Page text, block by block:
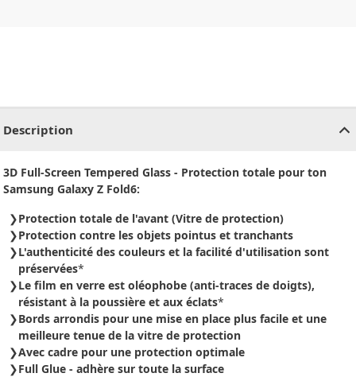
Description
3D Full-Screen Tempered Glass - Protection totale pour ton
Samsung Galaxy Z Fold6:
Protection totale de l'avant (Vitre de protection)
Protection contre les objets pointus et tranchants
L'authenticité des couleurs et la facilité d'utilisation sont
préservées*
Le film en verre est oléophobe (anti-traces de doigts),
résistant à la poussière et aux éclats*
Bords arrondis pour une mise en place plus facile et une
meilleure tenue de la vitre de protection
Avec cadre pour une protection optimale
Full Glue - adhère sur toute la surface